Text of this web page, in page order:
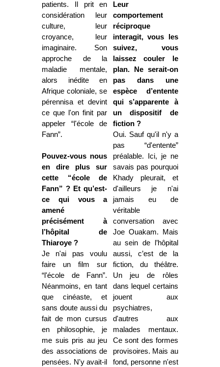
patients. Il prit en
considération leur
culture, leur
croyance, leur
imaginaire. Son
approche de la
maladie mentale,
alors inédite en
Afrique coloniale, se
pérennisa et devint
ce que l'on finit par
appeler “l'école de
Fann”.
Pouvez-vous nous
en dire plus sur
cette “école de
Fann” ? Et qu’est-
ce qui vous a
amené
précisément à
l’hôpital de
Thiaroye ?
Je n'ai pas voulu
faire un film sur
“l'école de Fann”.
Néanmoins, en tant
que cinéaste, et
sans doute aussi du
fait de mon cursus
en philosophie, je
me suis pris au jeu
des associations de
pensées. N'y avait-il
Leur
comportement
réciproque
interagit, vous les
suivez, vous
laissez couler le
plan. Ne serait-on
pas dans une
espèce d’entente
qui s’apparente à
un dispositif de
fiction ?
Oui. Sauf qu'il n'y a
pas “d'entente”
préalable. Ici, je ne
savais pas pourquoi
Khady pleurait, et
d'ailleurs je n'ai
jamais eu de
véritable
conversation avec
Joe Ouakam. Mais
au sein de l’hôpital
aussi, c’est de la
fiction, du théâtre.
Un jeu de rôles
dans lequel certains
jouent aux
psychiatres,
d'autres aux
malades mentaux.
Ce sont des formes
provisoires. Mais au
fond, personne n'est